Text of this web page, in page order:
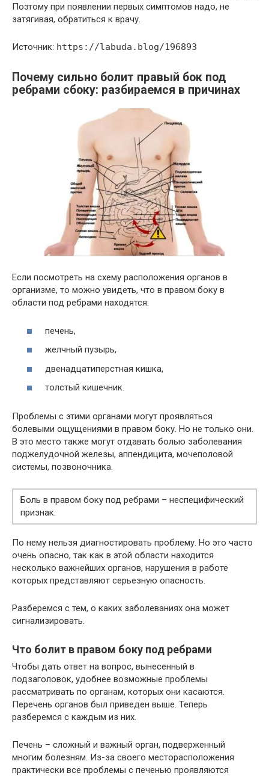
Поэтому при появлении первых симптомов надо, не
затягивая, обратиться к врачу.
Источник: https://labuda.blog/196893
Почему сильно болит правый бок под
ребрами сбоку: разбираемся в причинах
Если посмотреть на схему расположения органов в
организме, то можно увидеть, что в правом боку в
области под ребрами находятся:
печень,
желчный пузырь,
двенадцатиперстная кишка,
толстый кишечник.
Проблемы с этими органами могут проявляться
болевыми ощущениями в правом боку. Но не только они.
В это место также могут отдавать болью заболевания
поджелудочной железы, аппендицита, мочеполовой
системы, позвоночника.
Боль в правом боку под ребрами – неспецифический
признак.
По нему нельзя диагностировать проблему. Но это часто
очень опасно, так как в этой области находится
несколько важнейших органов, нарушения в работе
которых представляют серьезную опасность.
Разберемся с тем, о каких заболеваниях она может
сигнализировать.
Что болит в правом боку под ребрами
Чтобы дать ответ на вопрос, вынесенный в
подзаголовок, удобнее возможные проблемы
рассматривать по органам, которых они касаются.
Перечень органов был приведен выше. Теперь
разберемся с каждым из них.
Печень – сложный и важный орган, подверженный
многим болезням. Из-за своего месторасположения
практически все проблемы с печенью проявляются